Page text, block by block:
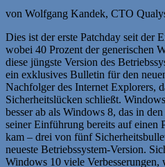
von Wolfgang Kandek, CTO
Dies ist der erste Patchday seit der
wobei 40 Prozent der generischen
diese jüngste Version des
ein exklusives Bulletin für den
Nachfolger des Internet Explorers,
Sicherheitslücken schließt.
besser ab als Windows 8, das in
seiner Einführung bereits auf einen
kam – drei von fünf
neueste Betriebssystem-Version.
Windows 10 viele Verbesserungen,